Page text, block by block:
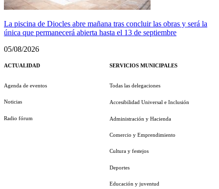
La piscina de Diocles abre mañana tras concluir las obras y será la
única que permanecerá abierta hasta el 13 de septiembre
05/08/2026
ACTUALIDAD
Agenda de eventos
Noticias
Radio fórum
SERVICIOS MUNICIPALES
Todas las delegaciones
Accesibilidad Universal e Inclusión
Administración y Hacienda
Comercio y Emprendimiento
Cultura y festejos
Deportes
Educación y juventud